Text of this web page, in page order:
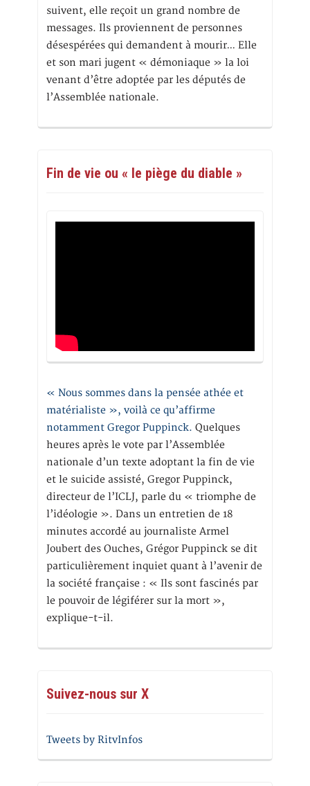
suivent, elle reçoit un grand nombre de
messages. Ils proviennent de personnes
désespérées qui demandent à mourir… Elle
et son mari jugent « démoniaque » la loi
venant d’être adoptée par les députés de
l’Assemblée nationale.
Fin de vie ou « le piège du diable »
« Nous sommes dans la pensée athée et
matérialiste », voilà ce qu’affirme
notamment Gregor Puppinck. Quelques
heures après le vote par l’Assemblée
nationale d’un texte adoptant la fin de vie
et le suicide assisté, Gregor Puppinck,
directeur de l’ICLJ, parle du « triomphe de
l’idéologie ». Dans un entretien de 18
minutes accordé au journaliste Armel
Joubert des Ouches, Grégor Puppinck se dit
particulièrement inquiet quant à l’avenir de
la société française : « Ils sont fascinés par
le pouvoir de légiférer sur la mort »,
explique-t-il.
Suivez-nous sur X
Tweets by RitvInfos